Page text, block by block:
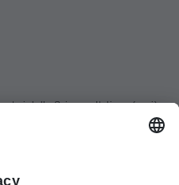
della Svizzera Italiana (acsi)